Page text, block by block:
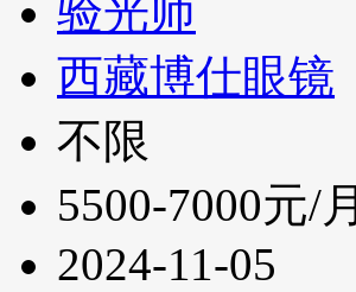
验光师
西藏博仕眼镜
不限
5500-7000元/月
2024-11-05